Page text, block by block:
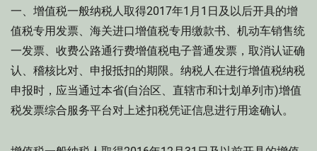
一、增值税一般纳税人取得2017年1月1日及以后开具的增
值税专用发票、海关进口增值税专用缴款书、机动车销售统
一发票、收费公路通行费增值税电子普通发票，取消认证确
认、稽核比对、申报抵扣的期限。纳税人在进行增值税纳税
申报时，应当通过本省(自治区、直辖市和计划单列市)增值
税发票综合服务平台对上述扣税凭证信息进行用途确认。